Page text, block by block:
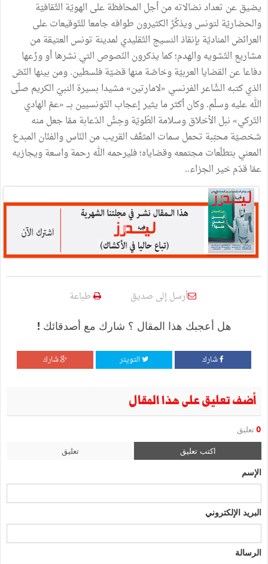
يضيق عن تعداد نضالاته من أجل المحافظة على الهويّة الثّقافيّة
والحضاريّة لتونس ويذكُرُ الكثيرون طوافه جامعا للتّوقيعات على
العرائض المناديّة بإنقاذ النسيج التّقليدي لمدينة تونس العتيقة من
مشاريع التّشويه والهدم؛ كما يذكرون النّصوص التي نشرها أو وزّعها
دفاعا عن القضايا العربيّة وخاصّة منها قضيّة فلسطين. ومن بينها النّصّ
الذي كتبه الشّاعر الفرنسي «لامارتين» مشيدا بسيرة النبيّ الكريم صلّى
الله عليه وسلّم. وكان أكثر ما يثير إعجاب التّونسيين بـــ «عمّ الهادي
التّركي» نبل الأخلاق وسلامة الطّويّة وحِسُّ الدّعابة ممّا جعل منه
شخصيّة محبّبة تحمل سمات المثقّف القريب من النّاس والفنّان المبدع
المعني بتطلّعات مجتمعه وقضاياه؛ فليرحمه الله رحمة واسعة ويجازيه
عمّا قدّم خير الجزاء..
أرسل إلى صديق طباعة
هل أعجبك هذا المقال ؟ شارك مع أصدقائك !
شارك التويتر شارك
أضف تعليق على هذا المقال
0 تعليق
اكتب تعليق تعليق
الإسم
البريد الإلكتروني
الرسالة